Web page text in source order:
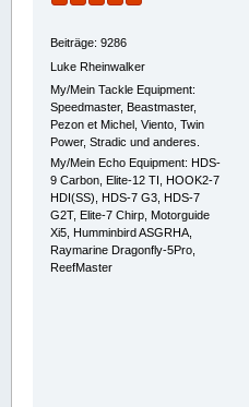
Beiträge: 9286
Luke Rheinwalker
My/Mein Tackle Equipment:
Speedmaster, Beastmaster,
Pezon et Michel, Viento, Twin
Power, Stradic und anderes.
My/Mein Echo Equipment: HDS-
9 Carbon, Elite-12 TI, HOOK2-7
HDI(SS), HDS-7 G3, HDS-7
G2T, Elite-7 Chirp, Motorguide
Xi5, Humminbird ASGRHA,
Raymarine Dragonfly-5Pro,
ReefMaster